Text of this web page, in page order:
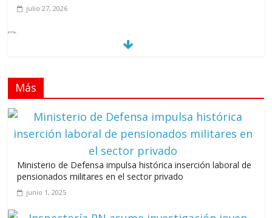
julio 27, 2026
Llevar los Juegos XXV Juegos Centroamericanos
y del Caribe a las plazas y parques del país
A 67 años de la gesta de Constanza,
Maimón y Estero Hondo
Más
Ministerio de Defensa impulsa histórica inserción laboral de
pensionados militares en el sector privado
junio 1, 2025